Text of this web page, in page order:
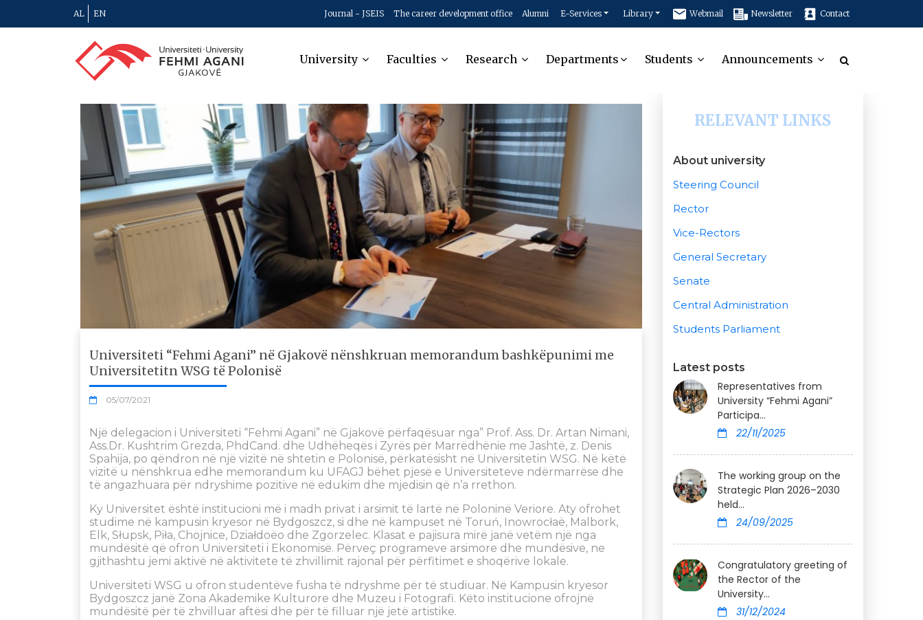
AL EN Journal - JSEIS The career development office Alumni E-Services Library Webmail Newsletter Contact
University Faculties Research Departments Students Announcements
Universiteti “Fehmi Agani” në Gjakovë nënshkruan memorandum bashkëpunimi me
Universitetitn WSG të Polonisë
05/07/2021
Një delegacion i Universiteti “Fehmi Agani” në Gjakovë përfaqësuar nga” Prof. Ass. Dr. Artan Nimani,
Ass.Dr. Kushtrim Grezda, PhdCand. dhe Udhëheqës i Zyrës për Marrëdhënie me Jashtë, z. Denis
Spahija, po qëndron në një vizitë në shtetin e Polonisë, përkatësisht në Universitetin WSG. Në këtë
vizitë u nënshkrua edhe memorandum ku UFAGJ bëhet pjesë e Universiteteve ndërmarrëse dhe
të angazhuara për ndryshime pozitive në edukim dhe mjedisin që n’a rrethon.
Ky Universitet është institucioni më i madh privat i arsimit të lartë në Poloninë Veriore. Aty ofrohet
studime në kampusin kryesor në Bydgoszcz, si dhe në kampuset në Toruń, Inowrocłaë, Malbork,
Elk, Słupsk, Piła, Chojnice, Działdoëo dhe Zgorzelec. Klasat e pajisura mirë janë vetëm një nga
mundësitë që ofron Universiteti i Ekonomisë. Përveç programeve arsimore dhe mundësive, ne
gjithashtu jemi aktivë në aktivitete të zhvillimit rajonal për përfitimet e shoqërive lokale.
Universiteti WSG u ofron studentëve fusha të ndryshme për të studiuar. Në Kampusin kryesor
Bydgoszcz janë Zona Akademike Kulturore dhe Muzeu i Fotografi. Këto institucione ofrojnë
mundësitë për të zhvilluar aftësi dhe për të filluar një jetë artistike.
RELEVANT LINKS
About university
Steering Council
Rector
Vice-Rectors
General Secretary
Senate
Central Administration
Students Parliament
Latest posts
Representatives from
University “Fehmi Agani”
Participa...
22/11/2025
The working group on the
Strategic Plan 2026–2030
held...
24/09/2025
Congratulatory greeting of
the Rector of the
University...
31/12/2024